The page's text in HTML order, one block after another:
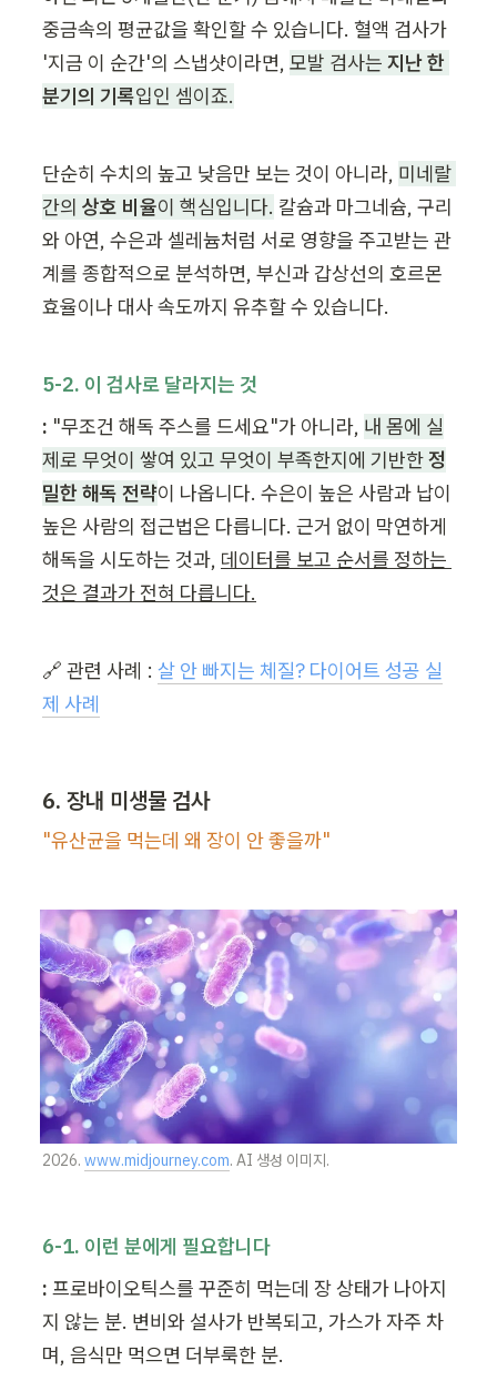
중금속의 평균값을 확인할 수 있습니다. 혈액 검사가
'지금 이 순간'의 스냅샷이라면, 모발 검사는 지난 한
분기의 기록입인 셈이죠.
단순히 수치의 높고 낮음만 보는 것이 아니라, 미네랄
간의 상호 비율이 핵심입니다. 칼슘과 마그네슘, 구리
와 아연, 수은과 셀레늄처럼 서로 영향을 주고받는 관
계를 종합적으로 분석하면, 부신과 갑상선의 호르몬
효율이나 대사 속도까지 유추할 수 있습니다.
5-2. 이 검사로 달라지는 것
: "무조건 해독 주스를 드세요"가 아니라, 내 몸에 실
제로 무엇이 쌓여 있고 무엇이 부족한지에 기반한 정
밀한 해독 전략이 나옵니다. 수은이 높은 사람과 납이
높은 사람의 접근법은 다릅니다. 근거 없이 막연하게
해독을 시도하는 것과, 데이터를 보고 순서를 정하는
것은 결과가 전혀 다릅니다.
🔗 관련 사례 : 살 안 빠지는 체질? 다이어트 성공 실
제 사례
6. 장내 미생물 검사
"유산균을 먹는데 왜 장이 안 좋을까"
2026. www.midjourney.com. AI 생성 이미지.
6-1. 이런 분에게 필요합니다
: 프로바이오틱스를 꾸준히 먹는데 장 상태가 나아지
지 않는 분. 변비와 설사가 반복되고, 가스가 자주 차
며, 음식만 먹으면 더부룩한 분.